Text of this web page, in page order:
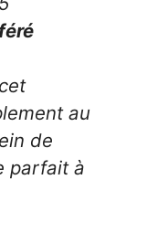
au
de
parfait à